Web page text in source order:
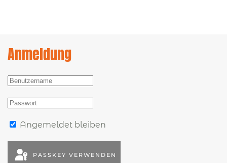
Anmeldung
Angemeldet bleiben
PASSKEY VERWENDEN